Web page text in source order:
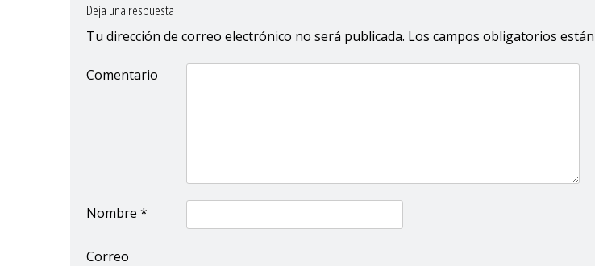
Deja una respuesta
Tu dirección de correo electrónico no será publicada. Los campos obligatorios
Comentario
Nombre *
Correo